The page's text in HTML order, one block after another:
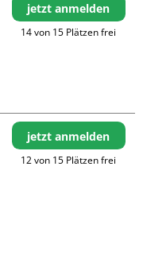
jetzt anmelden
14 von 15 Plätzen frei
jetzt anmelden
12 von 15 Plätzen frei